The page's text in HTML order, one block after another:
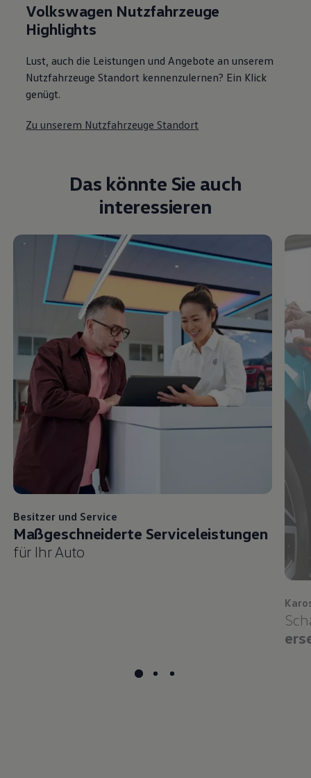
Volkswagen Nutzfahrzeuge
Highlights
Lust, auch die Leistungen und Angebote an unserem
Nutzfahrzeuge Standort kennenzulernen? Ein Klick
genügt.
Zu unserem Nutzfahrzeuge Standort
Das könnte Sie auch
interessieren
Besitzer und Service
Maßgeschneiderte Serviceleistungen
für Ihr Auto